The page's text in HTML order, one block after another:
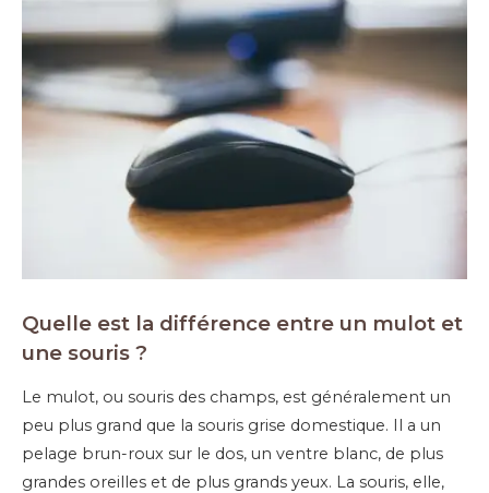
Quelle est la différence entre un mulot et
une souris ?
Le mulot, ou souris des champs, est généralement un
peu plus grand que la souris grise domestique. Il a un
pelage brun-roux sur le dos, un ventre blanc, de plus
grandes oreilles et de plus grands yeux. La souris, elle,